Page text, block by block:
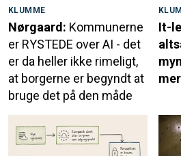
KLUMME
Nørgaard: Kommunerne
er RYSTEDE over AI - det
er da heller ikke rimeligt,
at borgerne er begyndt at
bruge det på den måde
It-